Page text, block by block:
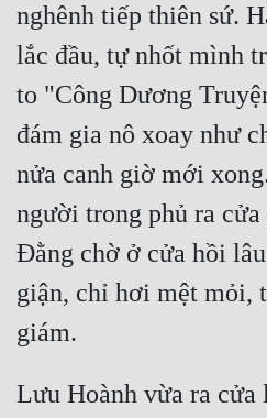
nghênh tiếp thiên sứ.
lắc đầu, tự nhốt mình
to "Công Dương
đám gia nô xoay như
nửa canh giờ mới
người trong phủ ra
Đằng chờ ở cửa hồi
giận, chỉ hơi mệt mỏi,
Lưu Hoành vừa ra